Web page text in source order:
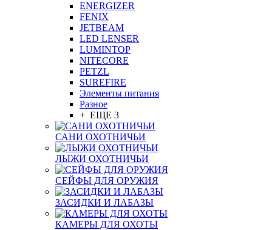
ENERGIZER
FENIX
JETBEAM
LED LENSER
LUMINTOP
NITECORE
PETZL
SUREFIRE
Элементы питания
Разное
+ ЕЩЕ 3
САНИ ОХОТНИЧЬИ
ЛЫЖИ ОХОТНИЧЬИ
СЕЙФЫ ДЛЯ ОРУЖИЯ
ЗАСИДКИ И ЛАБАЗЫ
КАМЕРЫ ДЛЯ ОХОТЫ